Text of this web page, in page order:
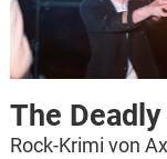
The
Rock-Krimi von